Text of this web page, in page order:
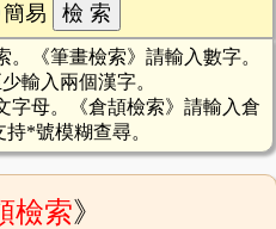
簡易
。《筆畫檢索》請輸入數字。
輸入兩個漢字。
字母。《倉頡檢索》請輸入倉
*號模糊查尋。
檢索》